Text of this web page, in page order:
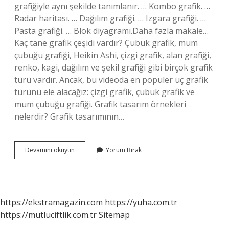
grafiğiyle aynı şekilde tanımlanır. … Kombo grafik. …
Radar haritası. … Dağılım grafiği. … Izgara grafiği. …
Pasta grafiği. … Blok diyagramı.Daha fazla makale…
Kaç tane grafik çeşidi vardır? Çubuk grafik, mum
çubuğu grafiği, Heikin Ashi, çizgi grafik, alan grafiği,
renko, kagi, dağılım ve şekil grafiği gibi birçok grafik
türü vardır. Ancak, bu videoda en popüler üç grafik
türünü ele alacağız: çizgi grafik, çubuk grafik ve
mum çubuğu grafiği. Grafik tasarım örnekleri
nelerdir? Grafik tasarımının…
Devamını okuyun
Nedir
Yorum Bırak
https://ekstramagazin.com https://yuha.com.tr
https://mutluciftlik.com.trSitemap